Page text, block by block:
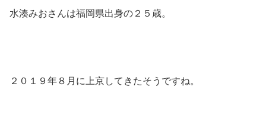
水湊みおさんは福岡県出身の２５歳。
２０１９年８月に上京してきたそうですね。